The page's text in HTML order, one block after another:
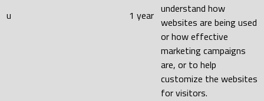
u 1 year understand how
websites are being used
or how effective
marketing campaigns
are, or to help
customize the websites
for visitors.